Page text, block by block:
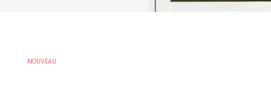
NOUVEAU